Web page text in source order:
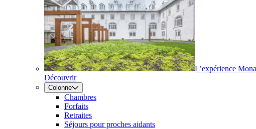
L’expérience
Découvrir
Colonne
Chambres
Forfaits
Retraites
Séjours pour proches aidants